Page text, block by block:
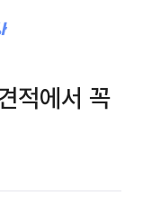
적에서 꼭